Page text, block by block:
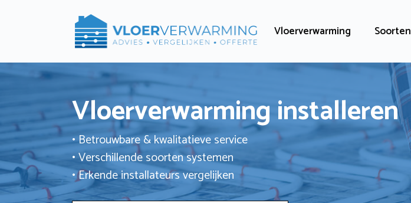
Vloerverwarming Soorten
Vloerverwarming installeren
• Betrouwbare & kwalitatieve service
• Verschillende soorten systemen
• Erkende installateurs vergelijken